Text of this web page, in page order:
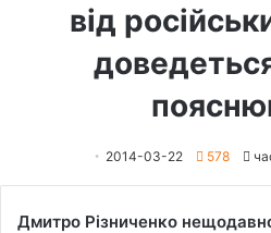
від
2014-03-22 578
Дмитро Різниченко